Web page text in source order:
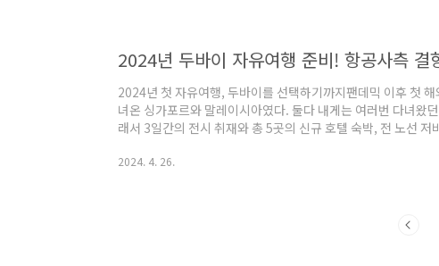
2024년 첫 자유여행, 두바이를 선택하기까지팬데믹 이후 첫
녀온 싱가포르와 말레이시아였다. 둘다 내게는 여러번 다녀왔
래서 3일간의 전시 취재와 총 5곳의 신규 호텔 숙박, 전 노선
래서 2024년에는 지금까지 살면서 한번도 안가본 여행지만 가
2024. 4. 26.